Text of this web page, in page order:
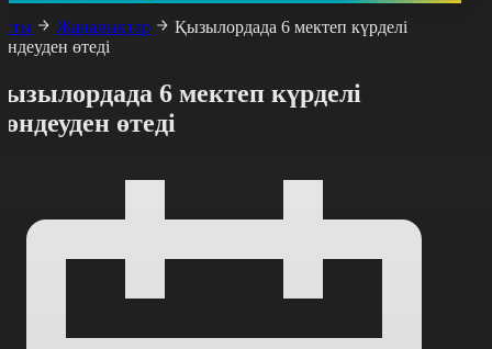
Жаңалықтар
Қызылордада 6 мектеп күрделі
өтеді
6 мектеп күрделі
өтеді